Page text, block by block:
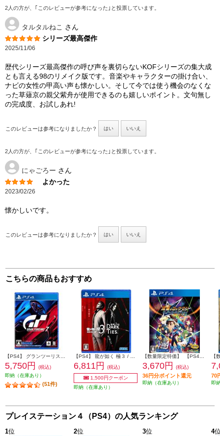
2人の方が、｢このレビューが参考になった｣と投票しています。
タルタルねこ さん
シリーズ最高傑作
2025/11/06
歴代シリーズ最高傑作の呼び声を裏切らないKOFシリーズの集大成
とも言える98のリメイク版です。音楽やキャラクターの掛け合い、
ナビの女性の甲高い声も懐かしい。そして今では使う機会のなくな
った草薙京の親父紫舟が使用できるのも嬉しいポイント。文句無し
の完成度、お試しあれ!
このレビューは参考になりましたか？ はい いいえ
2人の方が、｢このレビューが参考になった｣と投票しています。
にゃごろー さん
よかった
2023/02/26
懐かしいです。
このレビューは参考になりましたか？ はい いいえ
こちらの商品もおすすめ
5,750円
(税込)
即納（在庫あり）
(51件)
6,811円
(税込)
1,500円クーポン
即納（在庫あり）
3,670円 (税込)
36円分ポイント還元
即納（在庫あり）
70
即
プレイステーション４（PS4）の人気ランキング
1位 2位 3位 4